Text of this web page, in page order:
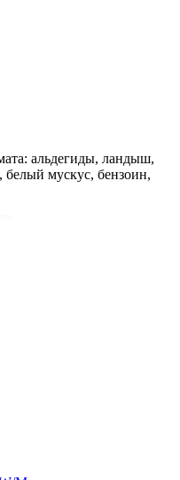
альдегиды, ландыш,
белый мускус, бензоин,